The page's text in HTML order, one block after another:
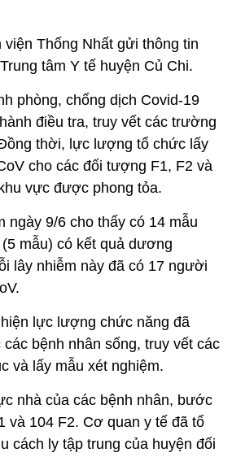
Thống Nhất gửi thông tin
tâm Y tế huyện Củ Chi.
phòng, chống dịch Covid-19
điều tra, truy vết các trường
thời, lực lượng tổ chức lấy
cho các đối tượng F1, F2 và
vực được phong tỏa.
ngày 9/6 cho thấy có 14 mẫu
mẫu) có kết quả dương
lây nhiễm này đã có 17 người
lực lượng chức năng đã
bệnh nhân sống, truy vết các
và lấy mẫu xét nghiệm.
nhà của các bệnh nhân, bước
và 104 F2. Cơ quan y tế đã tổ
cách ly tập trung của huyện đối